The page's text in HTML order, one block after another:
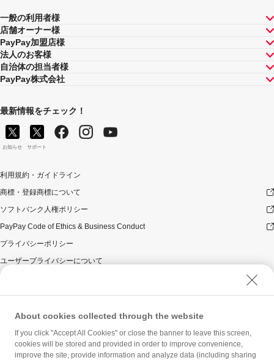
一般の利用者様
店舗オーナー様
PayPay加盟店様
法人のお客様
自治体の担当者様
PayPay株式会社
最新情報をチェック！
お知らせ サポート
利用規約・ガイドライン
商標・登録商標について
ソフトバンク人権ポリシー
PayPay Code of Ethics & Business Conduct
プライバシーポリシー
ユーザープライバシーについて
ウェブサイト利用規約
反社会的勢力に対する方針
勧誘方針
マネロン等基本方針
About cookies collected through the website
If you click "Accept All Cookies" or close the banner to leave this screen,
cookies will be stored and provided in order to improve convenience,
improve the site, provide information and analyze data (including sharing